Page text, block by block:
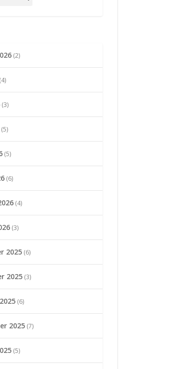
(2)
(3)
(5)
(6)
(4)
(3)
2025(6)
2025(3)
(6)
2025(7)
(5)